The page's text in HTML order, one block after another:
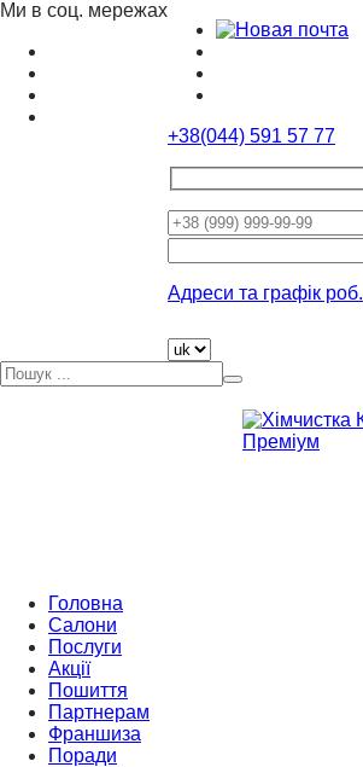
Ми в соц. мережах
+38(044) 591 57 77
leave
this
empty.
Адреси та графік роб.
Головна
Салони
Послуги
Акції
Пошиття
Партнерам
Франшиза
Поради